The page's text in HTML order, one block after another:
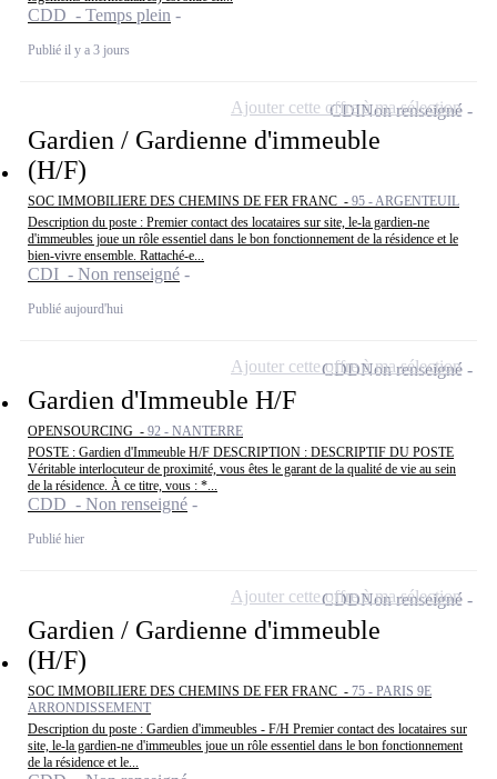
CDD - Temps plein
Publié il y a 3 jours
Gardien / Gardienne d'immeuble
(H/F)
SOC IMMOBILIERE DES CHEMINS DE FER FRANC - 95 - ARGENTEUIL
Description du poste : Premier contact des locataires sur site, le-la gardien-ne
d'immeubles joue un rôle essentiel dans le bon fonctionnement de la résidence et le
bien-vivre ensemble. Rattaché-e...
CDI - Non renseigné
Publié aujourd'hui
CDINon renseigné
Ajouter cette offre à ma sélection
Gardien d'Immeuble H/F
OPENSOURCING - 92 - NANTERRE
POSTE : Gardien d'Immeuble H/F DESCRIPTION : DESCRIPTIF DU POSTE
Véritable interlocuteur de proximité, vous êtes le garant de la qualité de vie au sein
de la résidence. À ce titre, vous : *...
CDD - Non renseigné
Publié hier
CDDNon renseigné
Ajouter cette offre à ma sélection
Gardien / Gardienne d'immeuble
(H/F)
SOC IMMOBILIERE DES CHEMINS DE FER FRANC - 75 - PARIS 9E
ARRONDISSEMENT
Description du poste : Gardien d'immeubles - F/H Premier contact des locataires sur
site, le-la gardien-ne d'immeubles joue un rôle essentiel dans le bon fonctionnement
de la résidence et le...
CDDNon renseigné
Ajouter cette offre à ma sélection